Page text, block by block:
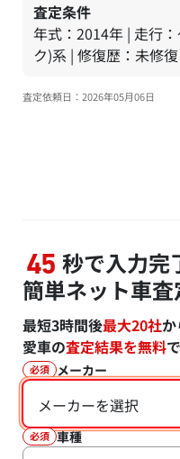
査定条件
年式：2014年 | 走行
ク)系 | 修復歴：未修復
査定依頼日：2026年05月06日
45 秒で入力完
簡単ネット車査
最短3時間後最大20社か
愛車の査定結果を無料
必須 メーカー
メーカーを選択
必須 車種